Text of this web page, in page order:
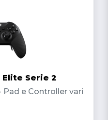
Serie 2
Pad e Controller vari